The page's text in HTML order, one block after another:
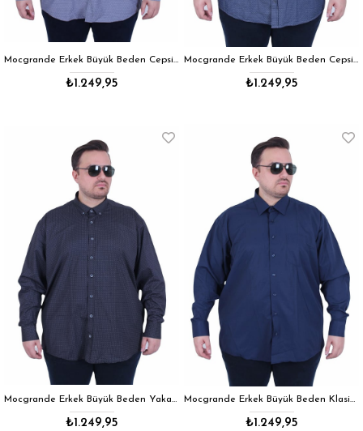
Mocgrande Erkek Büyük Beden Cepsiz Desenli Nakışlı Gömlek 11364 GRI
₺1.249,95
Mocgrande Erkek Büyük Beden Cepsiz Desenli Nakışlı Gömlek 11364 INDIGO
₺1.249,95
Mocgrande Erkek Büyük Beden Yaka Düğmeli Cepsiz Noktalı Gömlek 11360 SIYAH
₺1.249,95
Mocgrande Erkek Büyük Beden Klasik Cepsiz Armürlü Gömlek 11361 LACIVERT
₺1.249,95